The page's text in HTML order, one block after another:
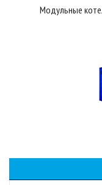
Модульные